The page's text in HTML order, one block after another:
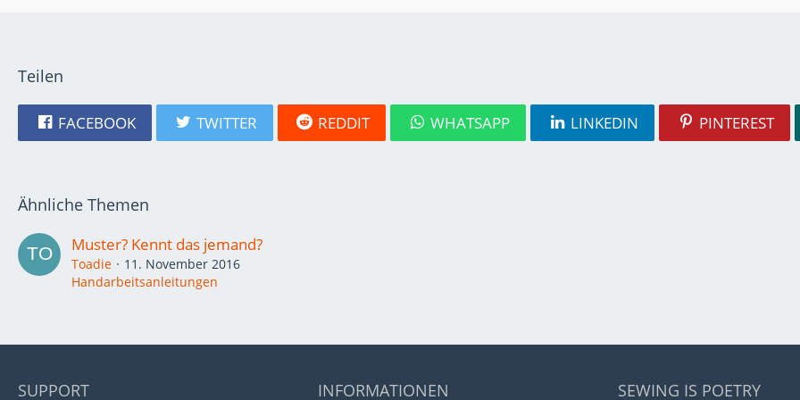
Teilen
FACEBOOK TWITTER REDDIT WHATSAPP LINKEDIN PINTEREST
Ähnliche Themen
Muster? Kennt das jemand?
Toadie
11. November 2016
Handarbeitsanleitungen
SUPPORT INFORMATIONEN SEWING IS POETRY